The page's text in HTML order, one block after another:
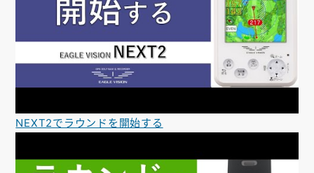
NEXT2でラウンドを開始する